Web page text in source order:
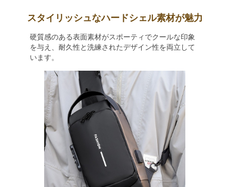
スタイリッシュなハードシェル素材が魅力
硬質感のある表面素材がスポーティでクールな印象
を与え、耐久性と洗練されたデザイン性を両立して
います。